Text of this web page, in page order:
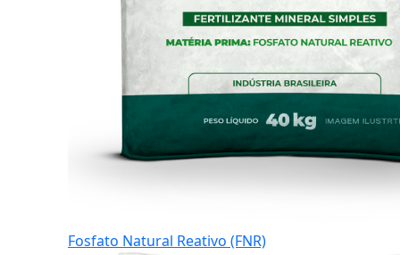
Fosfato Natural Reativo (FNR)